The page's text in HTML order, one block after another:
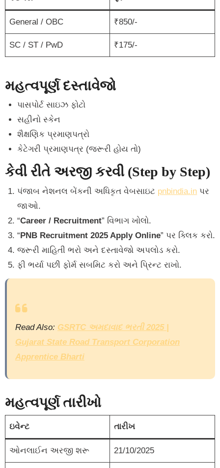
General / OBC ₹850/-
SC / ST / PwD ₹175/-
મહત્વપૂર્ણ દસ્તાવેજો
પાસપોર્ટ સાઇઝ ફોટો
સહીનો સ્કેન
શૈક્ષણિક પ્રમાણપત્રો
કેટેગરી પ્રમાણપત્ર (જરૂરી હોય તો)
કેવી રીતે અરજી કરવી (Step by Step)
પંજાબ નેશનલ બેંકની અધિકૃત વેબસાઇટ pnbindia.in પર
જાઓ.
“Career / Recruitment” વિભાગ ખોલો.
“PNB Recruitment 2025 Apply Online” પર ક્લિક કરો.
જરૂરી માહિતી ભરો અને દસ્તાવેજો અપલોડ કરો.
ફી ભર્યા પછી ફોર્મ સબમિટ કરો અને પ્રિન્ટ રાખો.
Read Also: GSRTC અમદાવાદ ભરતી 2025 |
Gujarat State Road Transport Corporation
Apprentice Bharti
મહત્વપૂર્ણ તારીખો
ઇવેન્ટ તારીખ
ઓનલાઈન અરજી શરૂ 21/10/2025